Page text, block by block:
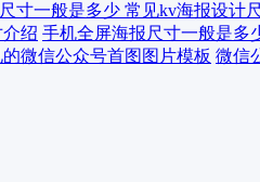
寸一般是多少 常见kv海报设计
手机全屏海报尺寸一般是多
微信